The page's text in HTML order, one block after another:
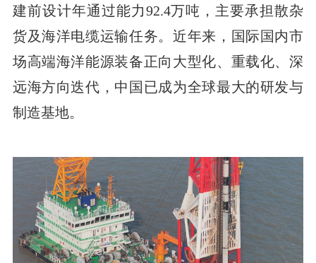
建前设计年通过能力92.4万吨，主要承担散杂
货及海洋电缆运输任务。近年来，国际国内市
场高端海洋能源装备正向大型化、重载化、深
远海方向迭代，中国已成为全球最大的研发与
制造基地。